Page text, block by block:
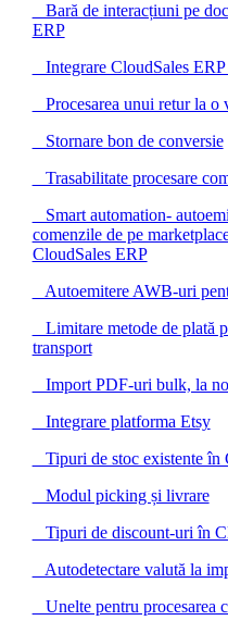
Bară de interacțiuni pe
ERP
Integrare CloudSales
Procesarea unui retur la
Stornare bon de conversie
Trasabilitate procesare
Smart automation-
comenzile de pe
CloudSales ERP
Autoemitere AWB-uri
Limitare metode de plată
transport
Import PDF-uri bulk, la
Integrare platforma Etsy
Tipuri de stoc existente în
Modul picking și livrare
Tipuri de discount-uri în
Autodetectare valută la
Unelte pentru procesarea